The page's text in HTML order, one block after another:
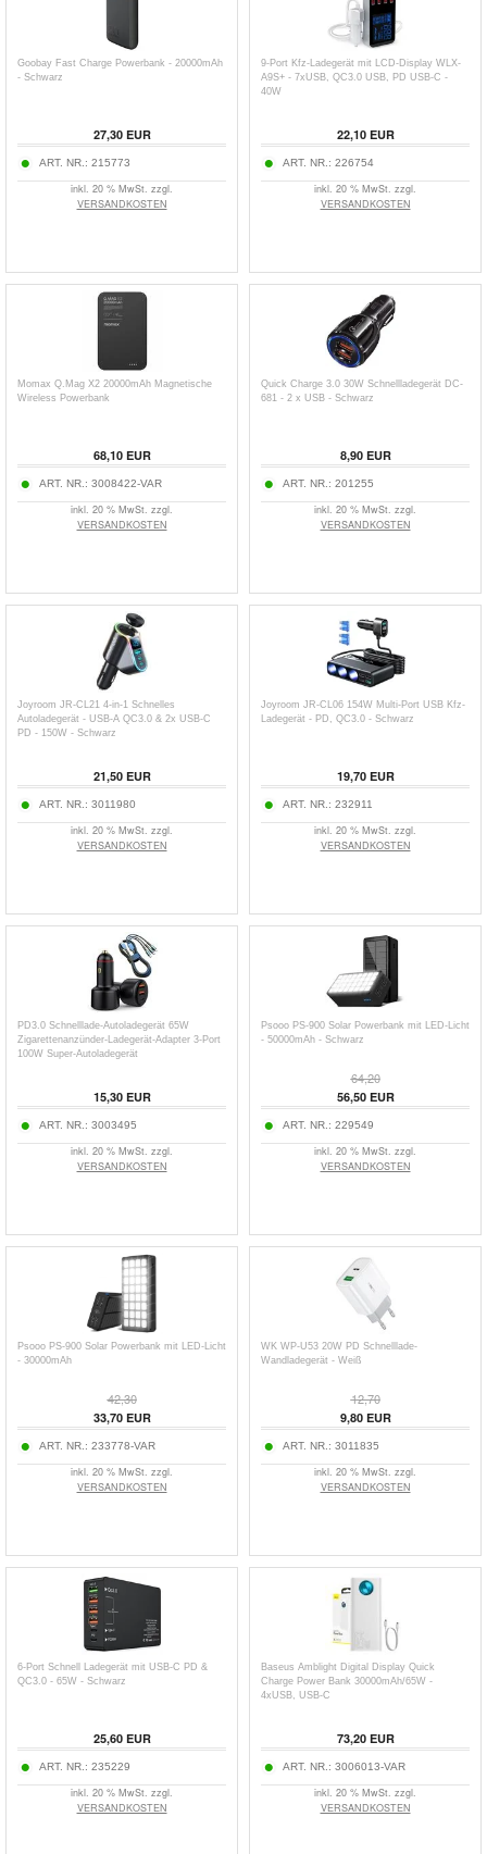
Goobay Fast Charge Powerbank - 20000mAh
- Schwarz
27,30EUR
ART. NR.: 215773
inkl. 20 % MwSt. zzgl.
VERSANDKOSTEN
9-Port Kfz-Ladegerät mit LCD-Display WLX-
A9S+ - 7xUSB, QC3.0 USB, PD USB-C -
40W
22,10EUR
ART. NR.: 226754
inkl. 20 % MwSt. zzgl.
VERSANDKOSTEN
Momax Q.Mag X2 20000mAh Magnetische
Wireless Powerbank
68,10EUR
ART. NR.: 3008422-VAR
inkl. 20 % MwSt. zzgl.
VERSANDKOSTEN
Quick Charge 3.0 30W Schnellladegerät DC-
681 - 2 x USB - Schwarz
8,90EUR
ART. NR.: 201255
inkl. 20 % MwSt. zzgl.
VERSANDKOSTEN
Joyroom JR-CL21 4-in-1 Schnelles
Autoladegerät - USB-A QC3.0 & 2x USB-C
PD - 150W - Schwarz
21,50EUR
ART. NR.: 3011980
inkl. 20 % MwSt. zzgl.
VERSANDKOSTEN
Joyroom JR-CL06 154W Multi-Port USB Kfz-
Ladegerät - PD, QC3.0 - Schwarz
19,70EUR
ART. NR.: 232911
inkl. 20 % MwSt. zzgl.
VERSANDKOSTEN
PD3.0 Schnelllade-Autoladegerät 65W
Zigarettenanzünder-Ladegerät-Adapter 3-Port
100W Super-Autoladegerät
15,30EUR
ART. NR.: 3003495
inkl. 20 % MwSt. zzgl.
VERSANDKOSTEN
Psooo PS-900 Solar Powerbank mit LED-Licht
- 50000mAh - Schwarz
64,20
56,50EUR
ART. NR.: 229549
inkl. 20 % MwSt. zzgl.
VERSANDKOSTEN
Psooo PS-900 Solar Powerbank mit LED-Licht
- 30000mAh
42,30
33,70EUR
ART. NR.: 233778-VAR
inkl. 20 % MwSt. zzgl.
VERSANDKOSTEN
WK WP-U53 20W PD Schnelllade-
Wandladegerät - Weiß
12,70
9,80EUR
ART. NR.: 3011835
inkl. 20 % MwSt. zzgl.
VERSANDKOSTEN
6-Port Schnell Ladegerät mit USB-C PD &
QC3.0 - 65W - Schwarz
25,60EUR
ART. NR.: 235229
inkl. 20 % MwSt. zzgl.
VERSANDKOSTEN
Baseus Amblight Digital Display Quick
Charge Power Bank 30000mAh/65W -
4xUSB, USB-C
73,20EUR
ART. NR.: 3006013-VAR
inkl. 20 % MwSt. zzgl.
VERSANDKOSTEN